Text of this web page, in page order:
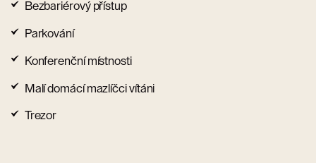
Bezbariérový přístup
Parkování
Konferenční místnosti
Malí domácí mazlíčci vítáni
Trezor